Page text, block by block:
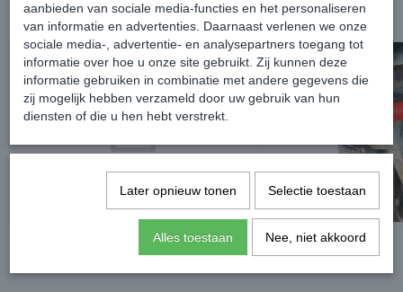
Onderkant
aanbieden van sociale media-functies en het personaliseren
van informatie en advertenties. Daarnaast verlenen we onze
sociale media-, advertentie- en analysepartners toegang tot
informatie over hoe u onze site gebruikt. Zij kunnen deze
informatie gebruiken in combinatie met andere gegevens die
zij mogelijk hebben verzameld door uw gebruik van hun
diensten of die u hen hebt verstrekt.
Later opnieuw tonen Selectie toestaan
Alles toestaan Nee, niet akkoord